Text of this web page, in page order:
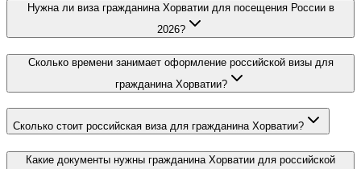
Нужна ли виза гражданина Хорватии для посещения России в
2026?
Сколько времени занимает оформление российской визы для
гражданина Хорватии?
Сколько стоит российская виза для гражданина Хорватии?
Какие документы нужны гражданина Хорватии для российской